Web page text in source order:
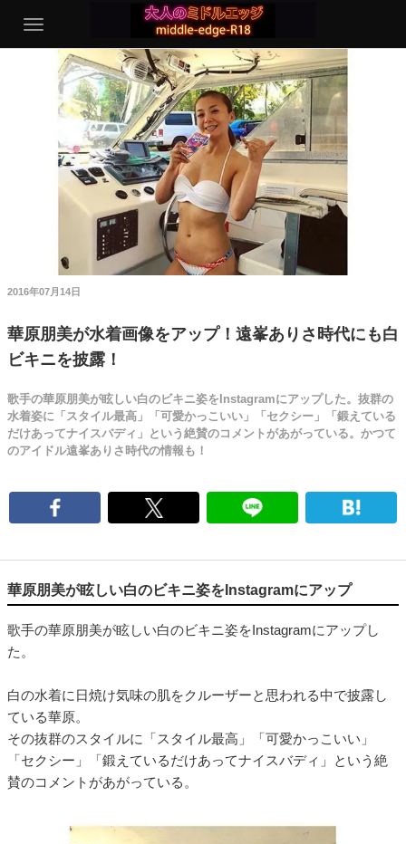
2016年07月14日
華原朋美が水着画像をアップ！遠峯ありさ時代にも白
ビキニを披露！
歌手の華原朋美が眩しい白のビキニ姿をInstagramにアップした。抜群の
水着姿に「スタイル最高」「可愛かっこいい」「セクシー」「鍛えている
だけあってナイスバディ」という絶賛のコメントがあがっている。かつて
のアイドル遠峯ありさ時代の情報も！
華原朋美が眩しい白のビキニ姿をInstagramにアップ
歌手の華原朋美が眩しい白のビキニ姿をInstagramにアップし
た。
白の水着に日焼け気味の肌をクルーザーと思われる中で披露し
ている華原。
その抜群のスタイルに「スタイル最高」「可愛かっこいい」
「セクシー」「鍛えているだけあってナイスバディ」という絶
賛のコメントがあがっている。